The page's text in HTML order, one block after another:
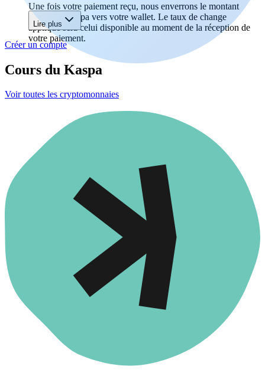
Une fois votre paiement reçu, nous enverrons le montant
acheté en Kaspa vers votre wallet. Le taux de change
appliqué sera celui disponible au moment de la réception de
votre paiement.
Lire plus
Créer un compte
Cours du Kaspa
Voir toutes les cryptomonnaies